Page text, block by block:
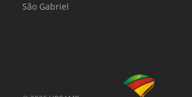
São Gabriel